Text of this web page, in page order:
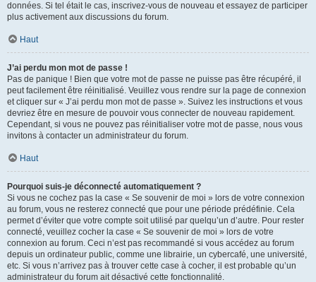
données. Si tel était le cas, inscrivez-vous de nouveau et essayez de participer
plus activement aux discussions du forum.
Haut
J’ai perdu mon mot de passe !
Pas de panique ! Bien que votre mot de passe ne puisse pas être récupéré, il
peut facilement être réinitialisé. Veuillez vous rendre sur la page de connexion
et cliquer sur « J’ai perdu mon mot de passe ». Suivez les instructions et vous
devriez être en mesure de pouvoir vous connecter de nouveau rapidement.
Cependant, si vous ne pouvez pas réinitialiser votre mot de passe, nous vous
invitons à contacter un administrateur du forum.
Haut
Pourquoi suis-je déconnecté automatiquement ?
Si vous ne cochez pas la case « Se souvenir de moi » lors de votre connexion
au forum, vous ne resterez connecté que pour une période prédéfinie. Cela
permet d’éviter que votre compte soit utilisé par quelqu’un d’autre. Pour rester
connecté, veuillez cocher la case « Se souvenir de moi » lors de votre
connexion au forum. Ceci n’est pas recommandé si vous accédez au forum
depuis un ordinateur public, comme une librairie, un cybercafé, une université,
etc. Si vous n’arrivez pas à trouver cette case à cocher, il est probable qu’un
administrateur du forum ait désactivé cette fonctionnalité.